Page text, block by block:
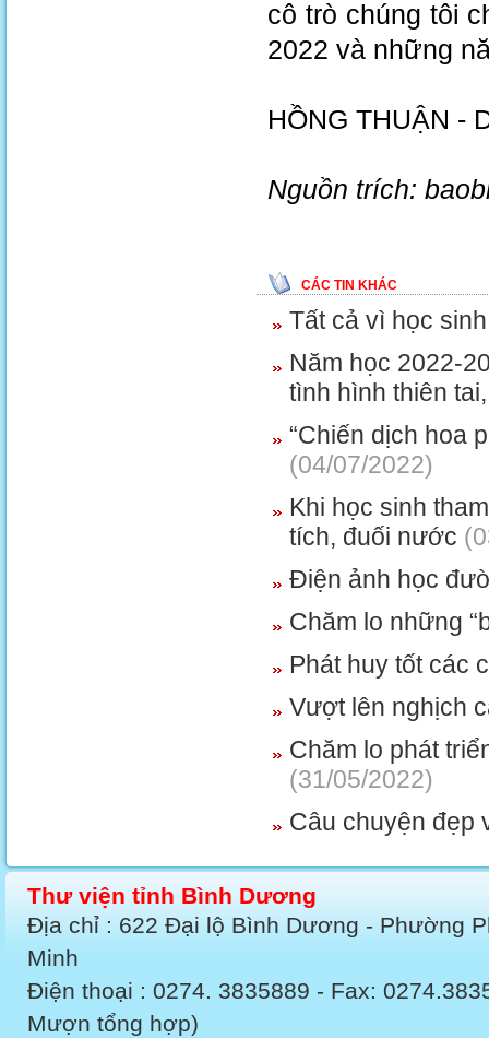
cô trò chúng tôi
2022 và những
HỒNG THUẬN -
Nguồn trích:
CÁC TIN KHÁC
Tất cả vì học
Năm học 2022-
tình hình thiên
“Chiến dịch hoa
(04/07/2022)
Khi học sinh
tích, đuối nước
Điện ảnh học
Chăm lo những
Phát huy tốt các
Vượt lên nghịch
Chăm lo phát
(31/05/2022)
Câu chuyện đẹp
Thư viện tỉnh Bình Dương
Địa chỉ : 622 Đại lộ Bình Dương - Phường
Minh
Điện thoại : 0274. 3835889 - Fax:
Mượn tổng hợp)